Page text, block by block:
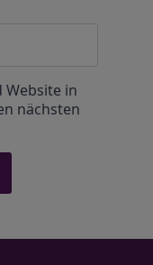
Website in
nächsten